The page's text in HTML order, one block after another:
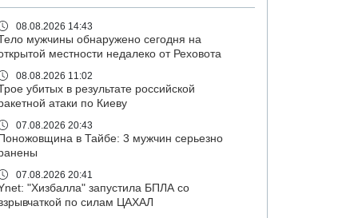
08.08.2026 14:43
мужчины обнаружено сегодня на
местности недалеко от Реховота
08.08.2026 11:02
убитых в результате российской
атаки по Киеву
07.08.2026 20:43
Поножовщина в Тайбе: 3 мужчин серьезно
07.08.2026 20:41
"Хизбалла" запустила БПЛА со
по силам ЦАХАЛ